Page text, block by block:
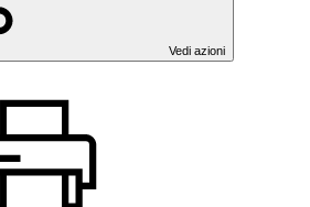
Vedi azioni